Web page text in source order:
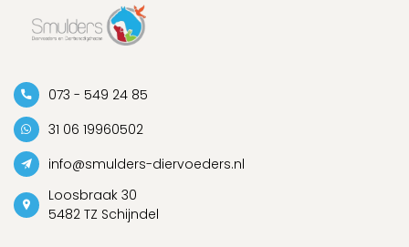
073 - 549 24 85
31 06 19960502
info@smulders-diervoeders.nl
Loosbraak 30
5482 TZ Schijndel